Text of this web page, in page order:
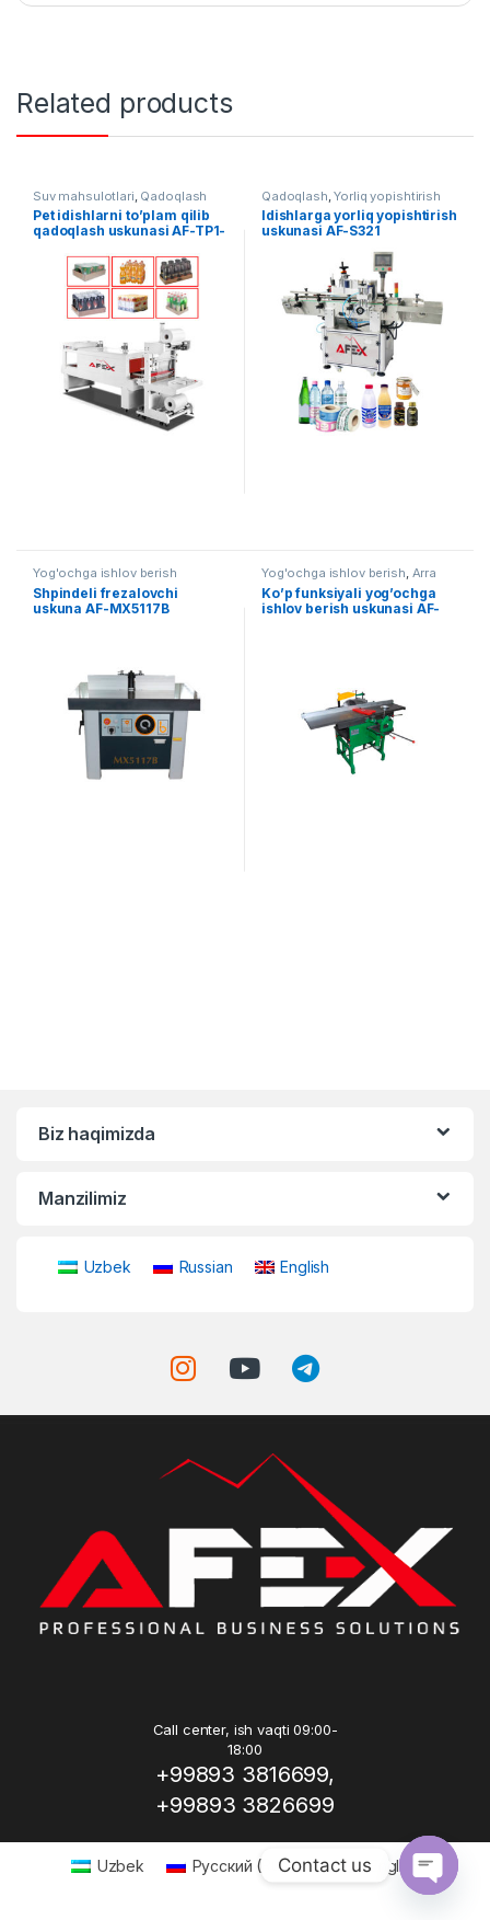
Related products
Suv mahsulotlari Qadoqlash
Pet idishlarni to’plam qilib
qadoqlash uskunasi AF-TP1-
Qadoqlash ,Yorliq yopishtirish
Idishlarga yorliq yopishtirish
uskunasi AF-S321
Yog'ochga ishlov berish
Shpindeli frezalovchi
uskuna AF-MX5117B
Yog'ochga ishlov berish, Arra
Ko’p funksiyali yog’ochga
ishlov berish uskunasi AF-
Biz haqimizda
Manzilimiz
Uzbek Russian English
Call center, ish vaqti 09:00-
18:00
+99893 3816699,
+99893 3826699
Uzbek Русский ( Russian) English
Contact us